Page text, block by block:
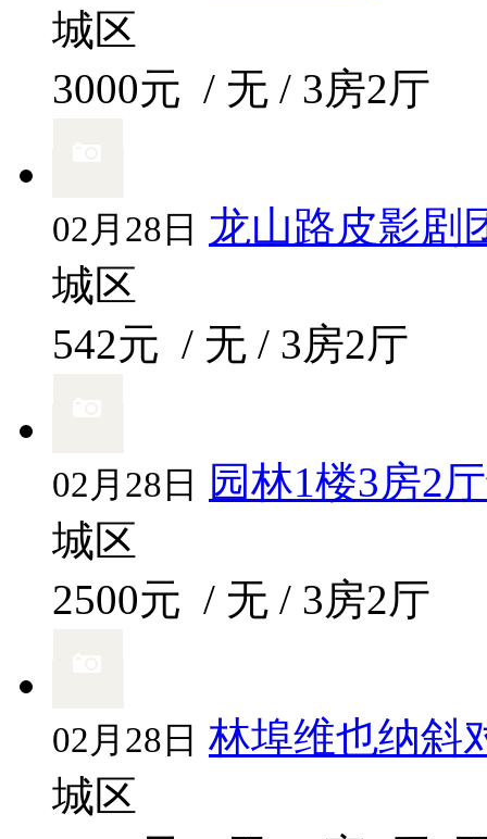
城区
3000元 / 无 / 3房2厅
02月28日 龙山路皮影剧
城区
542元 / 无 / 3房2厅
02月28日
园林1楼3房2
城区
2500元 / 无 / 3房2厅
02月28日 林埠维也纳斜
城区